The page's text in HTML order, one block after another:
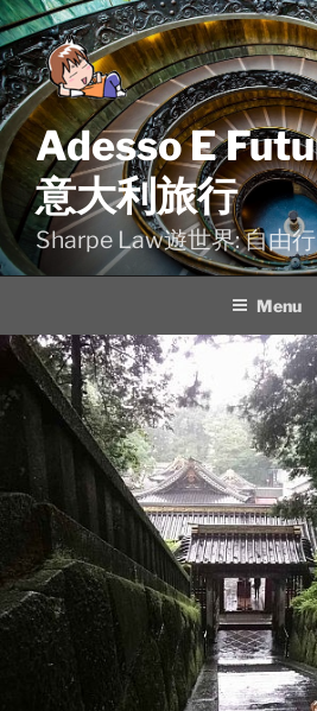
Skip
to
content
Adesso E
意大利旅行
Sharpe Law遊世界: 自由
Menu